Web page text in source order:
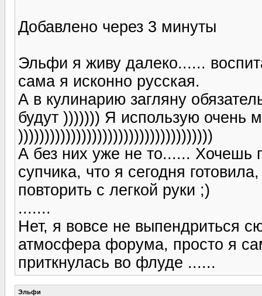
Добавлено через 3 минуты
Эльфи я живу далеко......
сама я исконно русская.
А в кулинарию загляну
будут ))))))) Я использую очень
)))))))))))))))))))))))))))))))))))))
А без них уже не то...... Хочешь
супчика, что я сегодня
повторить с легкой руки ;)
.......
Нет, я вовсе не выпендриться
атмосфера форума, просто я
приткнулась во флуде ......
Эльфи